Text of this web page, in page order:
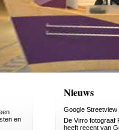
en
Nieuws
Google Streetview
De Virro fotograaf
heeft recent van